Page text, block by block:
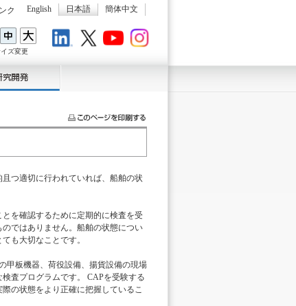
English 日本語 簡体中文
ク
LinkedIn X Youtube Instagram
ズ変更
つ適切に行われていれば、船舶の状
を確認するために定期的に検査を受
ではありません。船舶の状態につい
も大切なことです。
甲板機器、荷役設備、揚貨設備の現場
査プログラムです。 CAPを受験する
の状態をより正確に把握しているこ